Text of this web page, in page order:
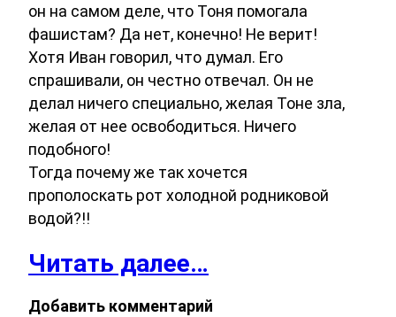
он на самом деле, что Тоня помогала
фашистам? Да нет, конечно! Не верит!
Хотя Иван говорил, что думал. Его
спрашивали, он честно отвечал. Он не
делал ничего специально, желая Тоне зла,
желая от нее освободиться. Ничего
подобного!
Тогда почему же так хочется
прополоскать рот холодной родниковой
водой?!!
Читать далее…
Добавить комментарий